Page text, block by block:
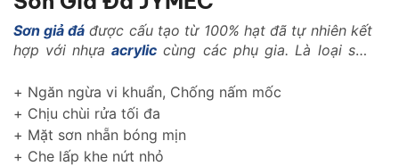
Sơn giả đá được cấu tạo từ 100% hạt đã tự nhiên kết
hợp với nhựa acrylic cùng các phụ gia. Là loại sơn
như: Là loại vật liệu nhẹ, có khả năng kháng nhiệt,
kháng kiềm, chống rêu mốc, chống muối mặn..
+ Ngăn ngừa vi khuẩn, Chống nấm mốc
+ Chịu chùi rửa tối đa
+ Mặt sơn nhẵn bóng mịn
+ Che lấp khe nứt nhỏ